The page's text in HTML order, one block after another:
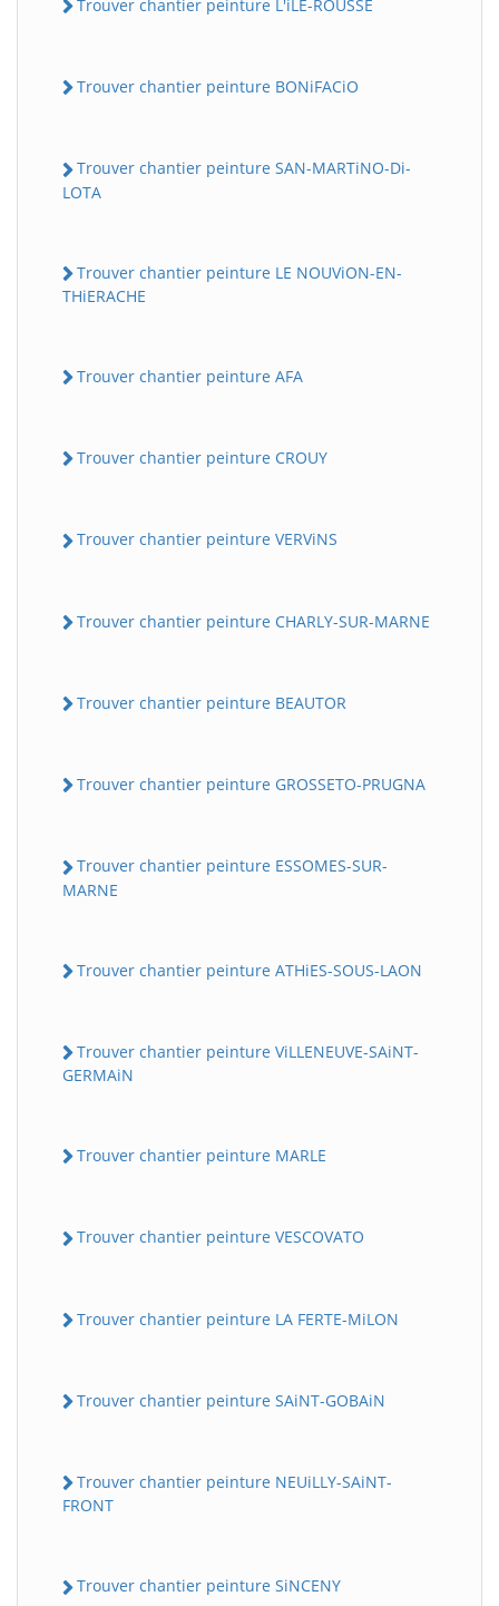
Trouver chantier peinture L'iLE-ROUSSE
Trouver chantier peinture BONiFACiO
Trouver chantier peinture SAN-MARTiNO-Di-
LOTA
Trouver chantier peinture LE NOUViON-EN-
THiERACHE
Trouver chantier peinture AFA
Trouver chantier peinture CROUY
Trouver chantier peinture VERViNS
Trouver chantier peinture CHARLY-SUR-MARNE
Trouver chantier peinture BEAUTOR
Trouver chantier peinture GROSSETO-PRUGNA
Trouver chantier peinture ESSOMES-SUR-
MARNE
Trouver chantier peinture ATHiES-SOUS-LAON
Trouver chantier peinture ViLLENEUVE-SAiNT-
GERMAiN
Trouver chantier peinture MARLE
Trouver chantier peinture VESCOVATO
Trouver chantier peinture LA FERTE-MiLON
Trouver chantier peinture SAiNT-GOBAiN
Trouver chantier peinture NEUiLLY-SAiNT-
FRONT
Trouver chantier peinture SiNCENY